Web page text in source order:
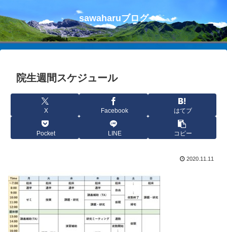
sawaharuブログ
院生週間スケジュール
X Facebook はてブ
Pocket LINE コピー
2020.11.11